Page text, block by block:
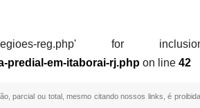
reg.php' for inclusion
predial-em-itaborai-rj.php on line42
parcial ou total, mesmo citando nossos links, é